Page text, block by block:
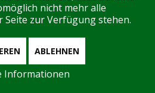
uns! Login
keine Mitglieder online
nicht mehr alle
Seite zur Verfügung stehen.
ABLEHNEN
Informationen